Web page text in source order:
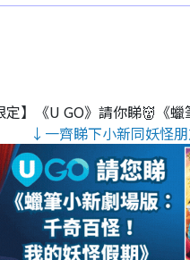
定】《U GO》請你睇👹《
↓一齊睇下小新同妖怪